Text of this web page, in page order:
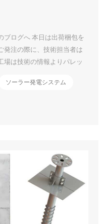
ブログへ 本日は出荷梱包を
発注の際に、技術担当者は
場は技術の情報よりパレッ
ないように箱に入れて、箱
表記しています。箱は壊れ
従って作業するため、各パ
ろしに対して非常に便利で
に傷しないようにいろいろ
...
ソーラー発電システム